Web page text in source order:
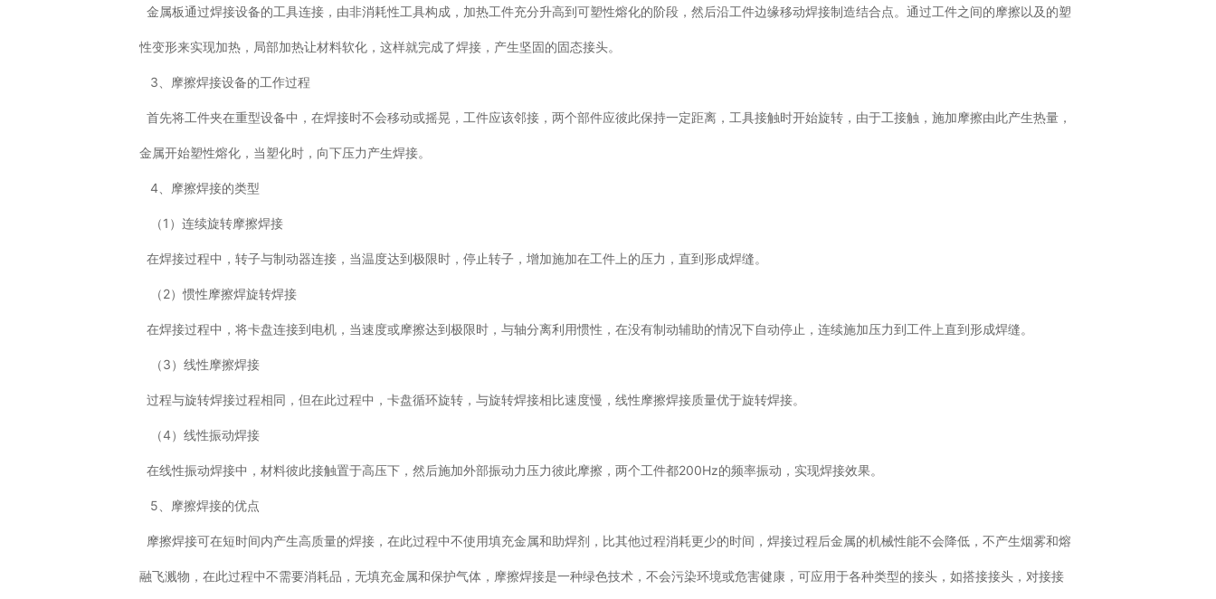
金属板通过焊接设备的工具连接，由非消耗性工具构成，加热工件充分升高到可塑性熔化的阶段，然后沿工件边缘移动焊接制造结合点。通过工件之间的摩擦以及的塑
性变形来实现加热，局部加热让材料软化，这样就完成了焊接，产生坚固的固态接头。
3、摩擦焊接设备的工作过程
首先将工件夹在重型设备中，在焊接时不会移动或摇晃，工件应该邻接，两个部件应彼此保持一定距离，工具接触时开始旋转，由于工接触，施加摩擦由此产生热量，
金属开始塑性熔化，当塑化时，向下压力产生焊接。
4、摩擦焊接的类型
（1）连续旋转摩擦焊接
在焊接过程中，转子与制动器连接，当温度达到极限时，停止转子，增加施加在工件上的压力，直到形成焊缝。
（2）惯性摩擦焊旋转焊接
在焊接过程中，将卡盘连接到电机，当速度或摩擦达到极限时，与轴分离利用惯性，在没有制动辅助的情况下自动停止，连续施加压力到工件上直到形成焊缝。
（3）线性摩擦焊接
过程与旋转焊接过程相同，但在此过程中，卡盘循环旋转，与旋转焊接相比速度慢，线性摩擦焊接质量优于旋转焊接。
（4）线性振动焊接
在线性振动焊接中，材料彼此接触置于高压下，然后施加外部振动力压力彼此摩擦，两个工件都200Hz的频率振动，实现焊接效果。
5、摩擦焊接的优点
摩擦焊接可在短时间内产生高质量的焊接，在此过程中不使用填充金属和助焊剂，比其他过程消耗更少的时间，焊接过程后金属的机械性能不会降低，不产生烟雾和熔
融飞溅物，在此过程中不需要消耗品，无填充金属和保护气体，摩擦焊接是一种绿色技术，不会污染环境或危害健康，可应用于各种类型的接头，如搭接接头，对接接